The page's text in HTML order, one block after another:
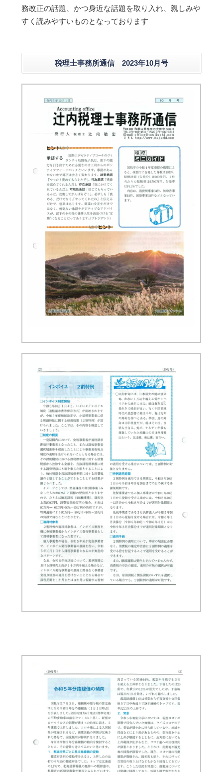
務改正の話題、かつ身近な話題を取り入れ、親しみや
すく読みやすいものとなっております
税理士事務所通信 2023年10月号